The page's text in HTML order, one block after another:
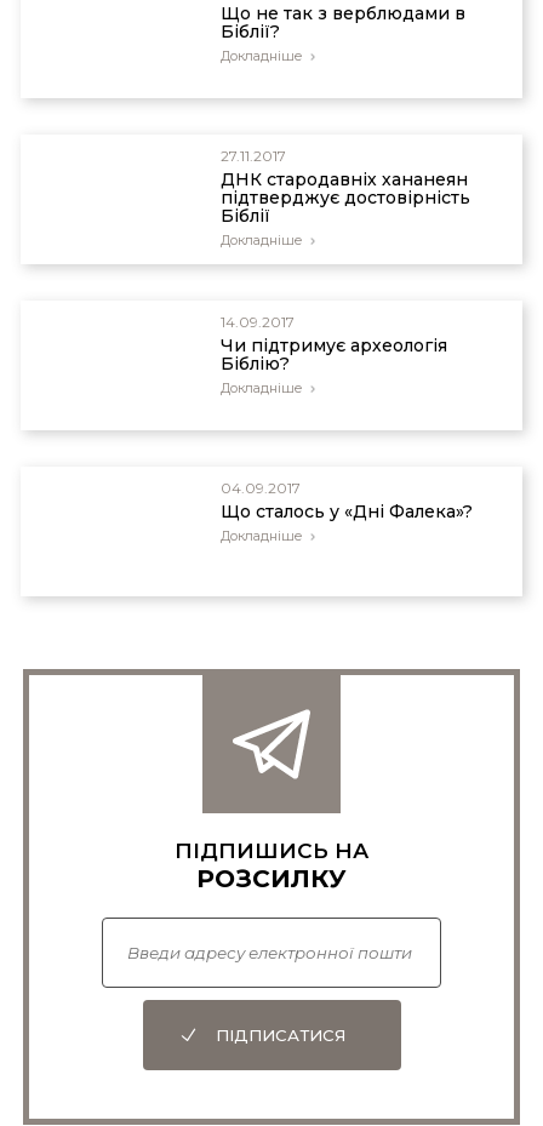
Що не так з верблюдами в
Біблії?
Докладніше
27.11.2017
ДНК стародавніх хананеян
підтверджує достовірність
Біблії
Докладніше
14.09.2017
Чи підтримує археологія
Біблію?
Докладніше
04.09.2017
Що сталось у «Дні Фалека»?
Докладніше
ПІДПИШИСЬ НА
РОЗСИЛКУ
ПІДПИСАТИСЯ